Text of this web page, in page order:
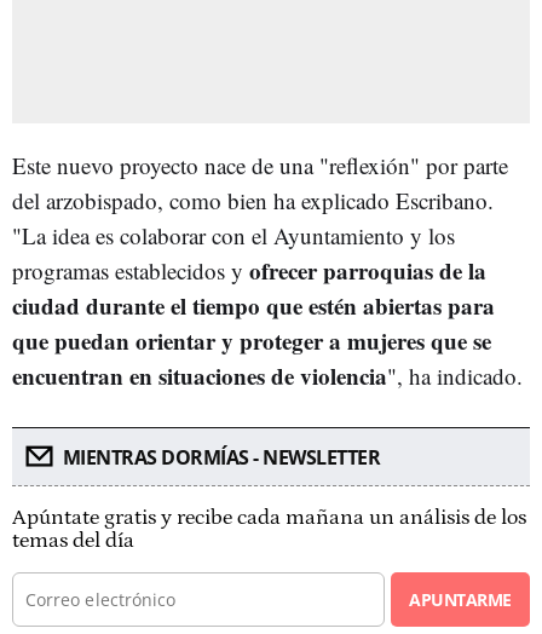
Este nuevo proyecto nace de una "reflexión" por parte
del arzobispado, como bien ha explicado Escribano.
"La idea es colaborar con el Ayuntamiento y los
programas establecidos y ofrecer parroquias de la
ciudad durante el tiempo que estén abiertas para
que puedan orientar y proteger a mujeres que se
encuentran en situaciones de violencia", ha indicado.
MIENTRAS DORMÍAS - NEWSLETTER
Apúntate gratis y recibe cada mañana un análisis de los
temas del día
APUNTARME